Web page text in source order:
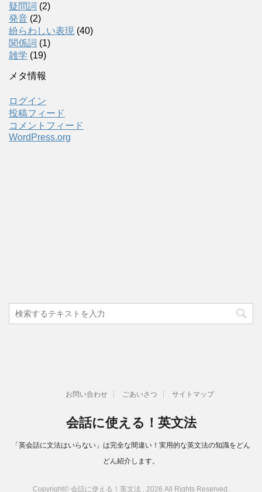
疑問詞 (2)
発音 (2)
紛らわしい表現 (40)
関係詞 (1)
雑学 (19)
メタ情報
ログイン
投稿フィード
コメントフィード
WordPress.org
お問い合わせ ごあいさつ サイトマップ
会話に使える！英文法
「英会話に文法はいらない」は完全な間違い！実用的な英文法の知識をどん
どん紹介します。
Copyright© 会話に使える！英文法 , 2026 All Rights Reserved.